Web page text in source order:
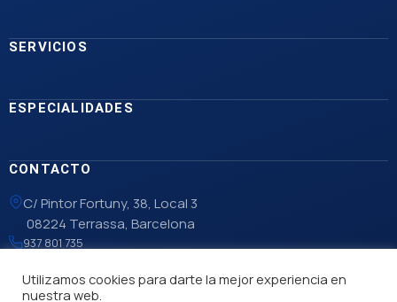
SERVICIOS
ESPECIALIDADES
CONTACTO
C/ Pintor Fortuny, 38, Local 3
08224 Terrassa, Barcelona
937 801 735
Utilizamos cookies para darte la mejor experiencia en
nuestra web.